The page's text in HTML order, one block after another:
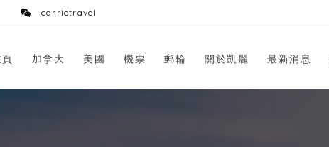
carrietravel
頁 加拿大 美國 機票 郵輪 關於凱麗 最新消息